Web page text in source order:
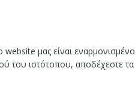
μας είναι
του ιστότοπου, αποδέχεστε